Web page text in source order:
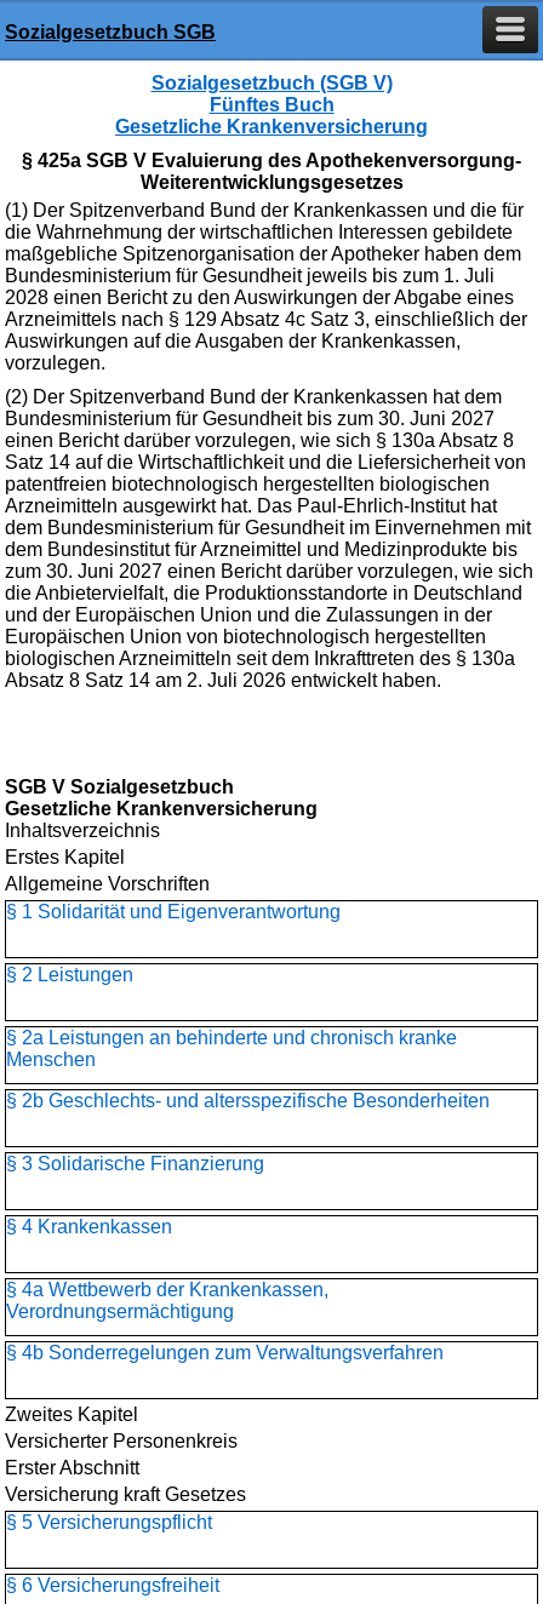
Sozialgesetzbuch SGB
Sozialgesetzbuch (SGB V)
Fünftes Buch
Gesetzliche Krankenversicherung
§ 425a SGB V Evaluierung des Apothekenversorgung-
Weiterentwicklungsgesetzes
(1) Der Spitzenverband Bund der Krankenkassen und die für
die Wahrnehmung der wirtschaftlichen Interessen gebildete
maßgebliche Spitzenorganisation der Apotheker haben dem
Bundesministerium für Gesundheit jeweils bis zum 1. Juli
2028 einen Bericht zu den Auswirkungen der Abgabe eines
Arzneimittels nach § 129 Absatz 4c Satz 3, einschließlich der
Auswirkungen auf die Ausgaben der Krankenkassen,
vorzulegen.
(2) Der Spitzenverband Bund der Krankenkassen hat dem
Bundesministerium für Gesundheit bis zum 30. Juni 2027
einen Bericht darüber vorzulegen, wie sich § 130a Absatz 8
Satz 14 auf die Wirtschaftlichkeit und die Liefersicherheit von
patentfreien biotechnologisch hergestellten biologischen
Arzneimitteln ausgewirkt hat. Das Paul-Ehrlich-Institut hat
dem Bundesministerium für Gesundheit im Einvernehmen mit
dem Bundesinstitut für Arzneimittel und Medizinprodukte bis
zum 30. Juni 2027 einen Bericht darüber vorzulegen, wie sich
die Anbietervielfalt, die Produktionsstandorte in Deutschland
und der Europäischen Union und die Zulassungen in der
Europäischen Union von biotechnologisch hergestellten
biologischen Arzneimitteln seit dem Inkrafttreten des § 130a
Absatz 8 Satz 14 am 2. Juli 2026 entwickelt haben.
SGB V Sozialgesetzbuch
Gesetzliche Krankenversicherung
Inhaltsverzeichnis
Erstes Kapitel
Allgemeine Vorschriften
§ 1 Solidarität und Eigenverantwortung
§ 2 Leistungen
§ 2a Leistungen an behinderte und chronisch kranke
Menschen
§ 2b Geschlechts- und altersspezifische Besonderheiten
§ 3 Solidarische Finanzierung
§ 4 Krankenkassen
§ 4a Wettbewerb der Krankenkassen,
Verordnungsermächtigung
§ 4b Sonderregelungen zum Verwaltungsverfahren
Zweites Kapitel
Versicherter Personenkreis
Erster Abschnitt
Versicherung kraft Gesetzes
§ 5 Versicherungspflicht
§ 6 Versicherungsfreiheit